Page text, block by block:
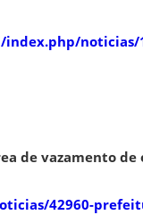
noticias/
de vazamento de
42960-